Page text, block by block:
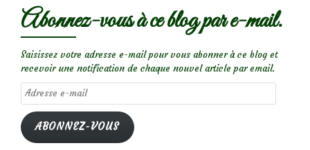
Abonnez-vous à ce blog par e-mail.
Saisissez votre adresse e-mail pour vous abonner à ce blog et
recevoir une notification de chaque nouvel article par email.
Adresse
e-
mail
ABONNEZ-VOUS